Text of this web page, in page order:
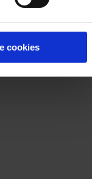
cookies